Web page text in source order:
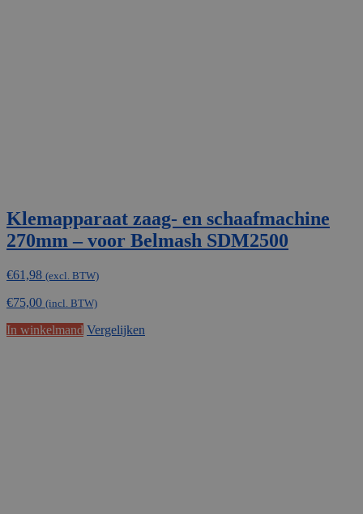
Klemapparaat zaag- en schaafmachine
270mm – voor Belmash SDM2500
€61,98 (excl. BTW)
€75,00 (incl. BTW)
In winkelmand Vergelijken